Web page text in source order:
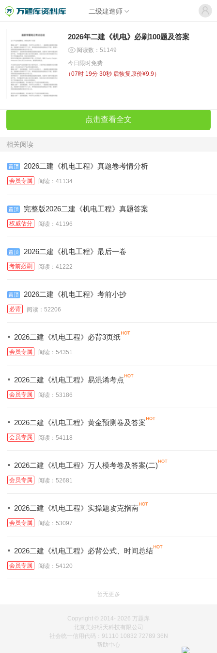
二级建造师
2026年二建《机电》必刷100题及答案
阅读数：51149
今日限时免费
（07时 19分 30秒 后恢复原价¥9.9）
点击查看全文
相关阅读
2026二建《机电工程》真题卷考情分析
会员专属 阅读：41134
完整版2026二建《机电工程》真题答案
权威估分 阅读：41196
2026二建《机电工程》最后一卷
考前必刷 阅读：41222
2026二建《机电工程》考前小抄
必背 阅读：52206
· 2026二建《机电工程》必背3页纸
会员专属 阅读：54351
· 2026二建《机电工程》易混淆考点
会员专属 阅读：53186
· 2026二建《机电工程》黄金预测卷及答案
会员专属 阅读：54118
· 2026二建《机电工程》万人模考卷及答案(二)
会员专属 阅读：52681
· 2026二建《机电工程》实操题攻克指南
会员专属 阅读：53097
· 2026二建《机电工程》必背公式、时间总结
会员专属 阅读：54120
暂无更多
Copyright © 2014- 2026 万题库
北京美好明天科技有限公司
社会统一信用代码：91110 10832 72789 36N
帮助中心